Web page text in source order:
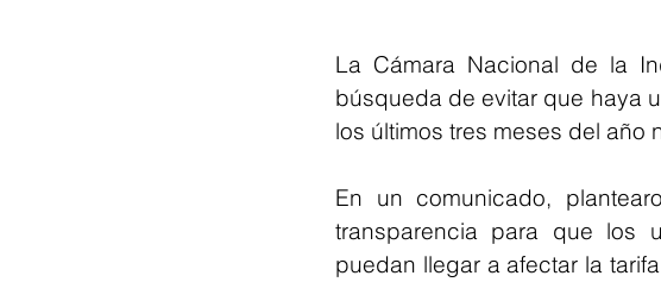
La Cámara Nacional de la
búsqueda de evitar que haya
los últimos tres meses del año
En un comunicado,
transparencia para que los
puedan llegar a afectar la